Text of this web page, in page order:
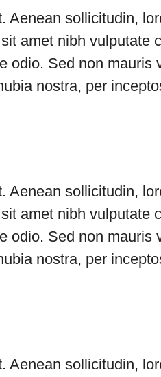
sollicitudin,
amet nibh vulputate
odio. Sed non mauris
nostra, per
sollicitudin,
amet nibh vulputate
odio. Sed non mauris
nostra, per
sollicitudin,